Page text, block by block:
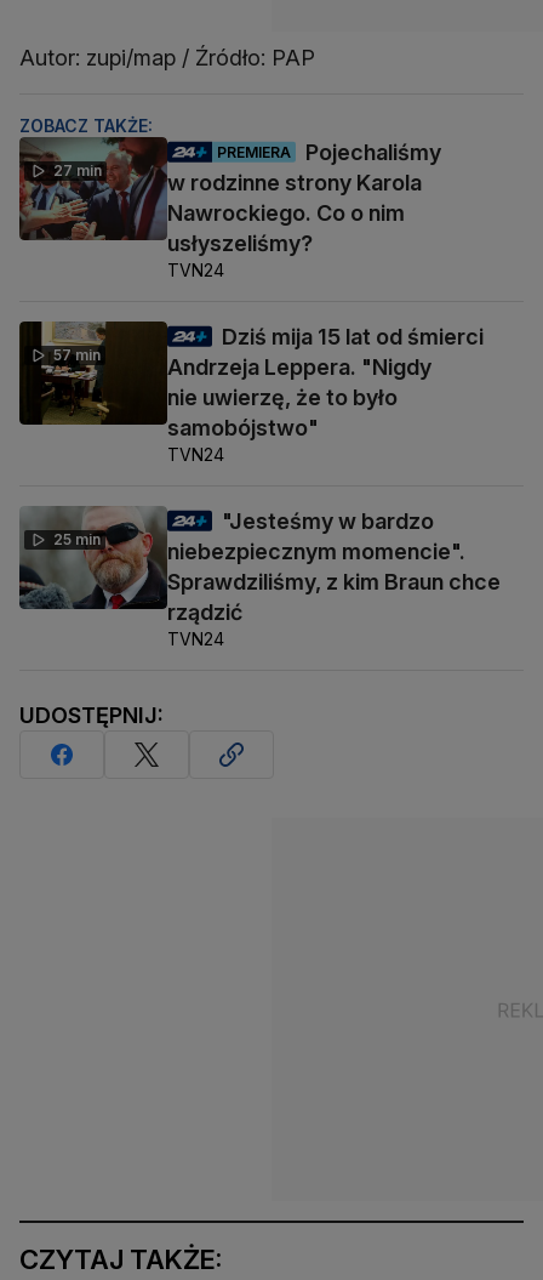
Autor: zupi/map / Źródło: PAP
ZOBACZ TAKŻE:
27 min
PREMIERA
Pojechaliśmy
w rodzinne strony Karola
Nawrockiego. Co o nim
usłyszeliśmy?
TVN24
57 min
Dziś mija 15 lat od śmierci
Andrzeja Leppera. "Nigdy
nie uwierzę, że to było
samobójstwo"
TVN24
25 min
"Jesteśmy w bardzo
niebezpiecznym momencie".
Sprawdziliśmy, z kim Braun chce
rządzić
TVN24
UDOSTĘPNIJ:
CZYTAJ TAKŻE: